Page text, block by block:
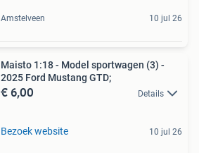
Amstelveen 10 jul 26
Maisto 1:18 - Model sportwagen (3) -
2025 Ford Mustang GTD;
€ 6,00 Details
Bezoek website 10 jul 26